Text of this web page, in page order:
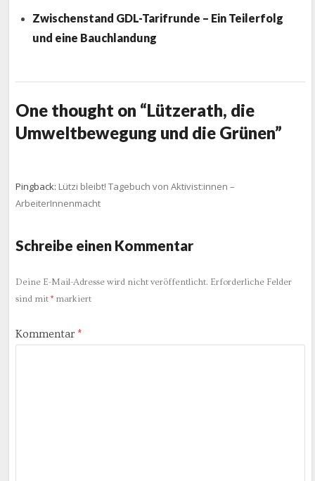
Zwischenstand GDL-Tarifrunde – Ein Teilerfolg
und eine Bauchlandung
One thought on “Lützerath, die
Umweltbewegung und die Grünen”
Pingback: Lützi bleibt! Tagebuch von Aktivist:innen –
ArbeiterInnenmacht
Schreibe einen Kommentar
Deine E-Mail-Adresse wird nicht veröffentlicht. Erforderliche Felder
sind mit *markiert
Kommentar *